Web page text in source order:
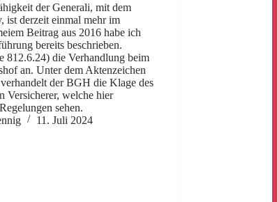
der Generali, mit dem
ist derzeit einmal mehr im
Beitrag aus 2016 habe ich
bereits beschrieben.
812.6.24) die Verhandlung beim
an. Unter dem Aktenzeichen
der BGH die Klage des
Versicherer, welche hier
sehen.
11. Juli 2024